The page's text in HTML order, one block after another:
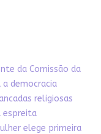
da Comissão da
democracia
religiosas
espreita
elege primeira